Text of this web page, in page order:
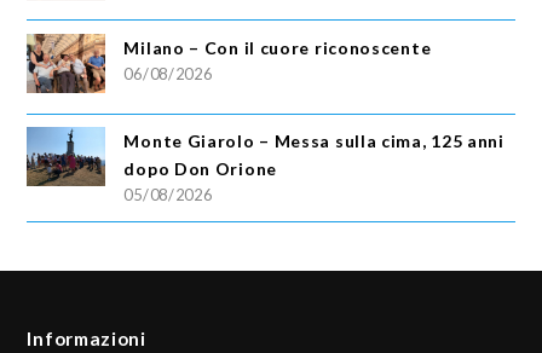
Milano – Con il cuore riconoscente
06/08/2026
Monte Giarolo – Messa sulla cima, 125 anni
dopo Don Orione
05/08/2026
Informazioni